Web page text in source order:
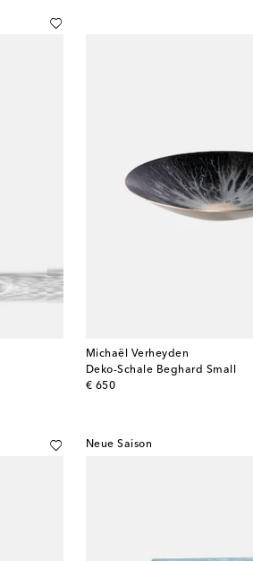
Michaël Verheyden
Deko-Schale Beghard Small
€ 650
original price
Neue Saison